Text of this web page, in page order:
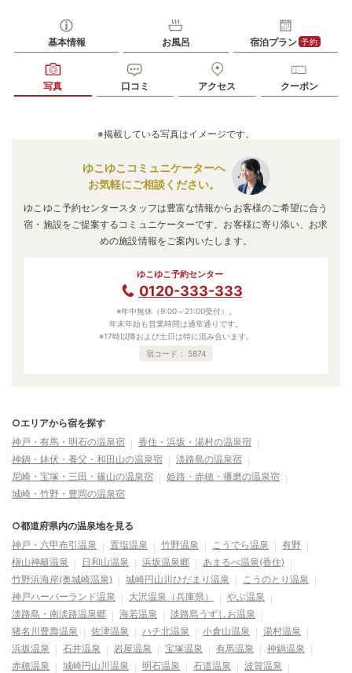
基本情報 お風呂 宿泊プラン 予約
写真 口コミ アクセス クーポン
※掲載している写真はイメージです。
ゆこゆこコミュニケーターへ
お気軽にご相談ください。
ゆこゆこ予約センタースタッフは豊富な情報からお客様のご希望に合う
宿・施設をご提案するコミュニケーターです。お客様に寄り添い、お求
めの施設情報をご案内いたします。
ゆこゆこ予約センター
0120-333-333
※年中無休（9:00～21:00受付）。
年末年始も営業時間は通常通りです。
※17時以降および土日は特に混み合います。
宿コード： 5874
○エリアから宿を探す
神戸・有馬・明石の温泉宿
香住・浜坂・湯村の温泉宿
神鍋・鉢伏・養父・和田山の温泉宿
淡路島の温泉宿
尼崎・宝塚・三田・篠山の温泉宿
姫路・赤穂・播磨の温泉宿
城崎・竹野・豊岡の温泉宿
○都道府県内の温泉地を見る
神戸・六甲布引温泉
置塩温泉 竹野温泉 こうでら温泉
有野
槇山神籬温泉
日和山温泉 浜坂温泉郷
あまるべ温泉(香住)
竹野浜海岸(奥城崎温泉)
城崎円山川ひだまり温泉
こうのとり温泉
神戸ハーバーランド温泉
大沢温泉（兵庫県）
やぶ温泉
淡路島・南淡路温泉郷
海若温泉
淡路島うずしお温泉
猪名川豊壽温泉
佐津温泉 ハチ北温泉 小倉山温泉
湯村温泉
浜坂温泉
石井温泉 岩屋温泉 宝塚温泉 有馬温泉
神鍋温泉
赤穂温泉
城崎円山川温泉 明石温泉 石道温泉
波賀温泉